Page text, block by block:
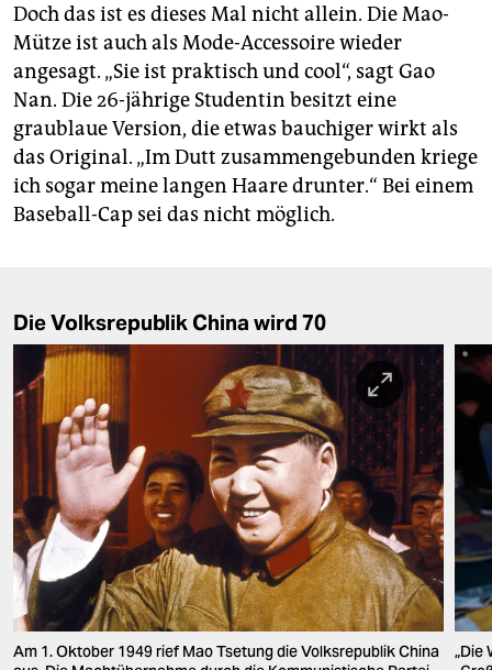
Doch das ist es dieses Mal nicht allein. Die Mao-
Mütze ist auch als Mode-Accessoire wieder
angesagt. „Sie ist praktisch und cool“, sagt Gao
Nan. Die 26-jährige Studentin besitzt eine
graublaue Version, die etwas bauchiger wirkt als
das Original. „Im Dutt zusammengebunden kriege
ich sogar meine langen Haare drunter.“ Bei einem
Baseball-Cap sei das nicht möglich.
Die Volksrepublik China wird 70
Am 1. Oktober 1949 rief Mao Tsetung die Volksrepublik China
„Die